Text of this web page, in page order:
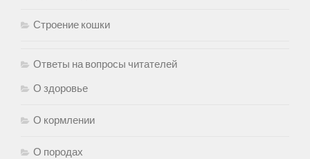
Строение кошки
Ответы на вопросы читателей
О здоровье
О кормлении
О породах